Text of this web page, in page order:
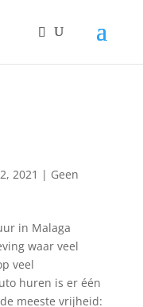
2021 | Geen
in Malaga
waar veel
veel
huren is er één
meeste vrijheid: